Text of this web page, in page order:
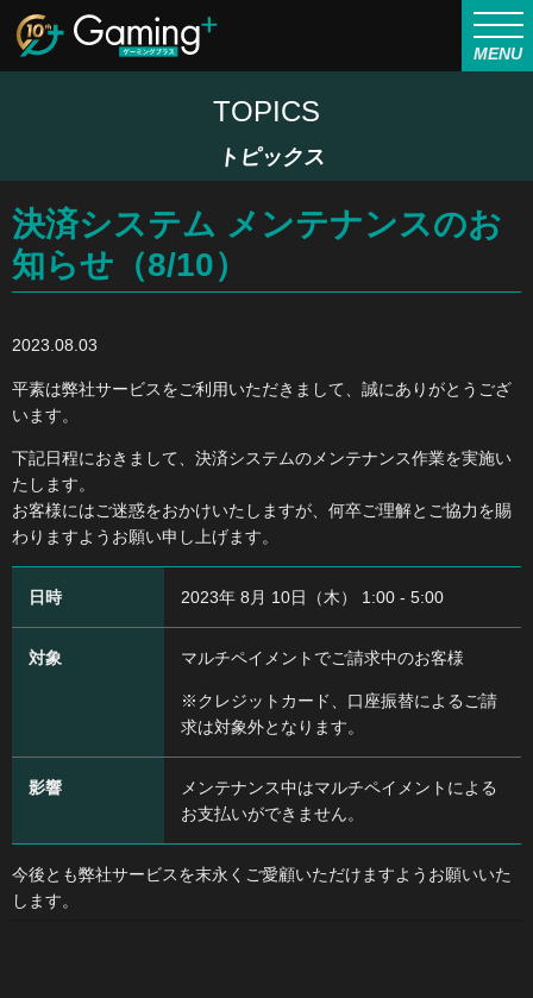
MENU
TOPICS
トピックス
決済システム メンテナンスのお
知らせ（8/10）
2023.08.03
平素は弊社サービスをご利用いただきまして、誠にありがとうござ
います。
下記日程におきまして、決済システムのメンテナンス作業を実施い
たします。
お客様にはご迷惑をおかけいたしますが、何卒ご理解とご協力を賜
わりますようお願い申し上げます。
日時 2023年 8月 10日（木） 1:00 - 5:00
対象 マルチペイメントでご請求中のお客様
※クレジットカード、口座振替によるご請
求は対象外となります。
影響
メンテナンス中はマルチペイメントによる
お支払いができません。
今後とも弊社サービスを末永くご愛顧いただけますようお願いいた
します。